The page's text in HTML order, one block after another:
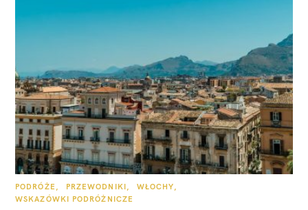
K
T
PODRÓŻE PRZEWODNIKI
WŁOCHY
WSKAZÓWKI PODRÓŻNICZE